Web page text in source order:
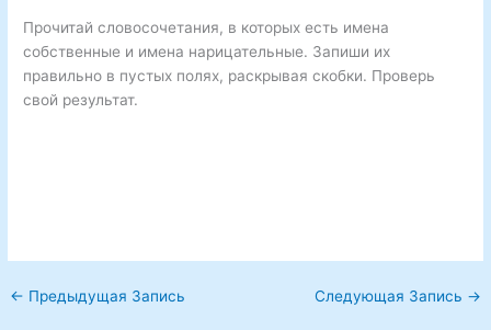
Прочитай словосочетания, в которых есть имена
собственные и имена нарицательные. Запиши их
правильно в пустых полях, раскрывая скобки. Проверь
свой результат.
← Предыдущая Запись Следующая Запись →